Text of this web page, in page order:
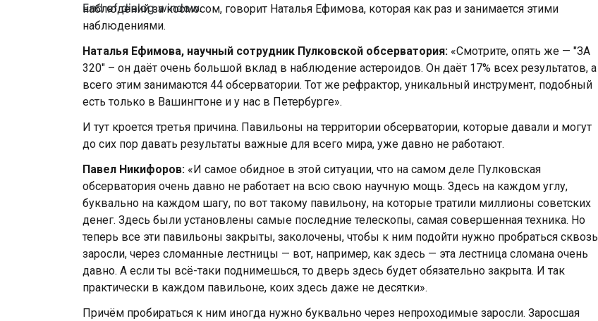
End of dialog window.
наблюдений за космосом, говорит Наталья Ефимова, которая как раз и занимается этими
наблюдениями.
Наталья Ефимова, научный сотрудник Пулковской обсерватория: «Смотрите, опять же — "ЗА
320" – он даёт очень большой вклад в наблюдение астероидов. Он даёт 17% всех результатов, а
всего этим занимаются 44 обсерватории. Тот же рефрактор, уникальный инструмент, подобный
есть только в Вашингтоне и у нас в Петербурге».
И тут кроется третья причина. Павильоны на территории обсерватории, которые давали и могут
до сих пор давать результаты важные для всего мира, уже давно не работают.
Павел Никифоров: «И самое обидное в этой ситуации, что на самом деле Пулковская
обсерватория очень давно не работает на всю свою научную мощь. Здесь на каждом углу,
буквально на каждом шагу, по вот такому павильону, на которые тратили миллионы советских
денег. Здесь были установлены самые последние телескопы, самая совершенная техника. Но
теперь все эти павильоны закрыты, заколочены, чтобы к ним подойти нужно пробраться сквозь
заросли, через сломанные лестницы — вот, например, как здесь — эта лестница сломана очень
давно. А если ты всё-таки поднимешься, то дверь здесь будет обязательно закрыта. И так
практически в каждом павильоне, коих здесь даже не десятки».
Причём пробираться к ним иногда нужно буквально через непроходимые заросли. Заросшая